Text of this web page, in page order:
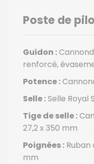
Poste de
Guidon :
renforcé,
Potence :
Selle :Selle Royal
Tige de selle :
27,2 x 350 mm
Poignées : Ruban
mm